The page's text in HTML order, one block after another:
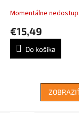
3525/4615/4625/
Momentálne
€15,49
Do košíka